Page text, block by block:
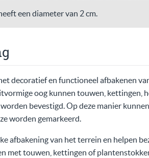
een diameter van 2 cm.
decoratief en functioneel afbakenen
oog kunnen touwen, kettingen,
bevestigd. Op deze manier
worden gemarkeerd.
afbakening van het terrein en helpen
met touwen, kettingen of